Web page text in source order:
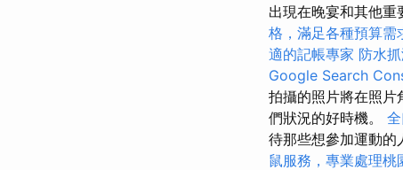
出現在晚宴和其他重
格，滿足各種預算需
適的記帳專家 防水
Google Search
拍攝的照片將在照片
們狀況的好時機。
待那些想參加運動的
鼠服務，專業處理桃